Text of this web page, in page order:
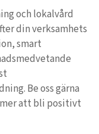
och lokalvård
din verksamhets
smart
Be oss gärna
att bli positivt